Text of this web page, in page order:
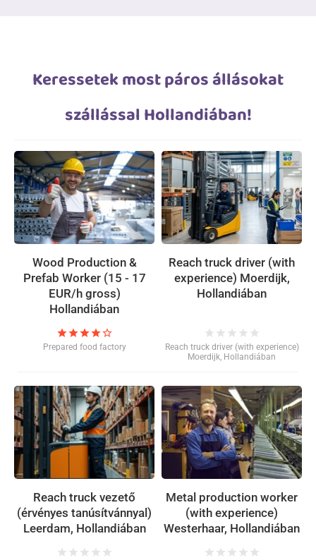
Keressetek most páros állásokat
szállással Hollandiában!
Wood Production &
Prefab Worker (15 - 17
EUR/h gross)
Hollandiában
starstarstarstarstar_border
Prepared food factory
Reach truck driver (with
experience) Moerdijk,
Hollandiában
star star star star star
Reach truck driver (with experience)
Moerdijk, Hollandiában
Reach truck vezető
(érvényes tanúsítvánnyal)
Leerdam, Hollandiában
star star star star star
Metal production worker
(with experience)
Westerhaar, Hollandiában
star star star star star